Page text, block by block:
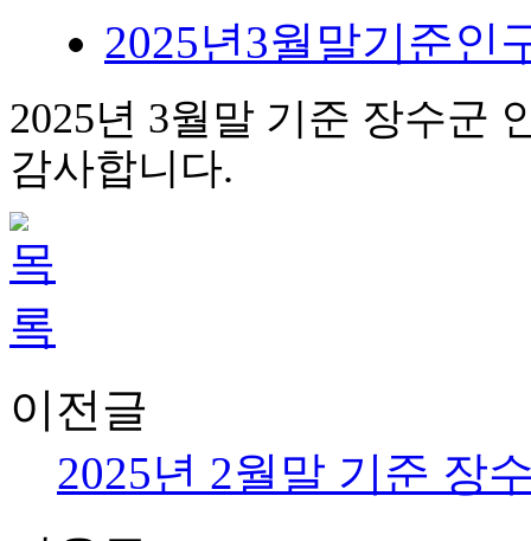
2025년3월말기준인
2025년 3월말 기준 장수군
감사합니다.
이전글
2025년 2월말 기준 장